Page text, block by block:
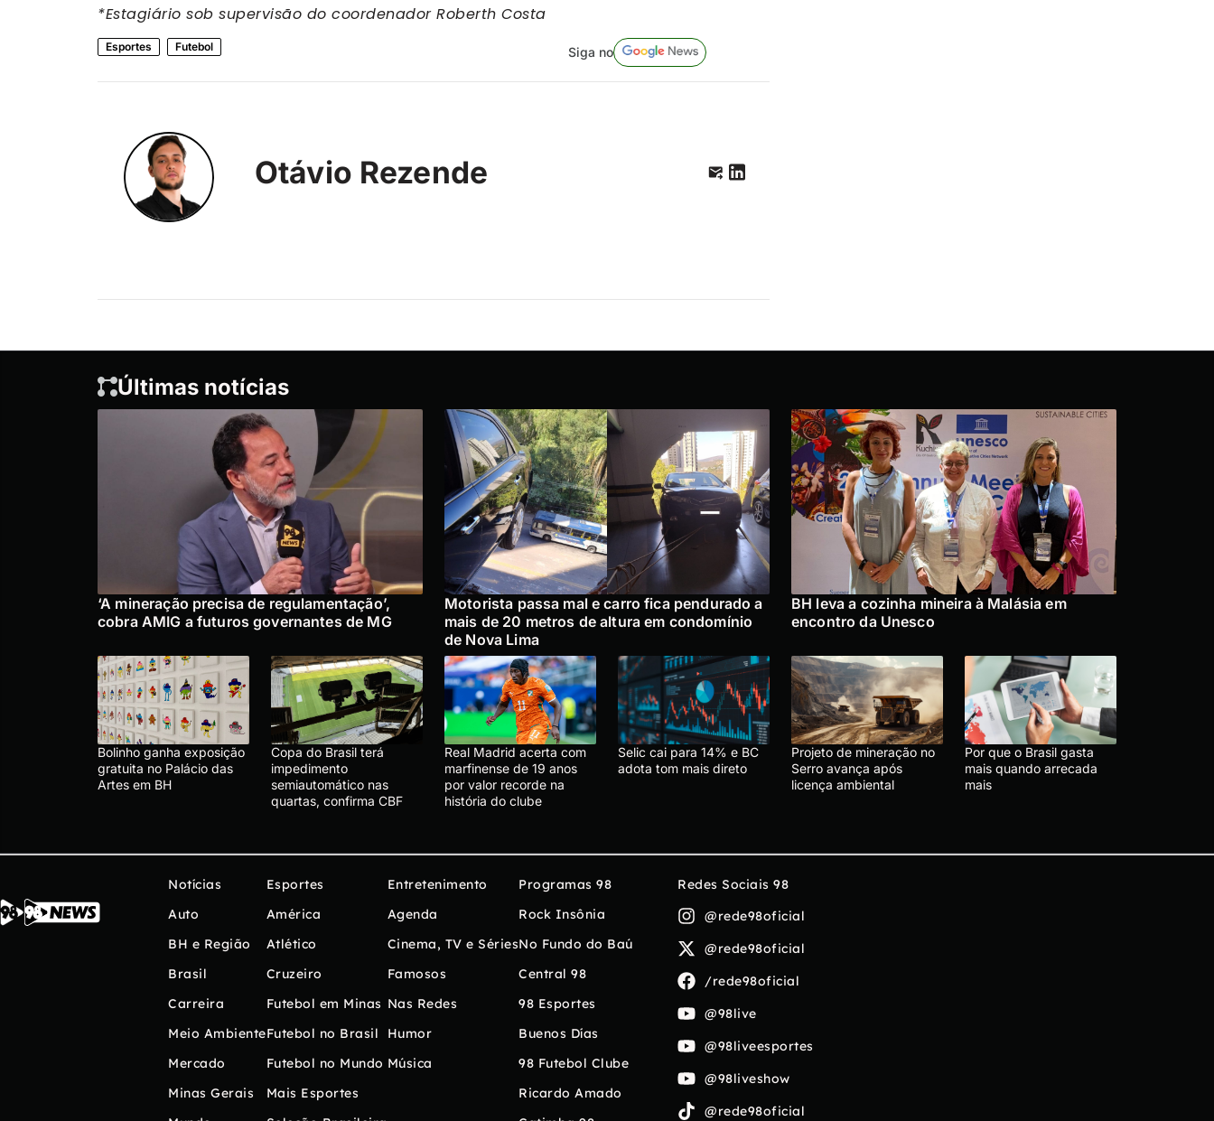
*Estagiário sob supervisão do coordenador Roberth Costa
Esportes Futebol Siga no
Otávio Rezende
Últimas notícias
‘A mineração precisa de regulamentação’,
cobra AMIG a futuros governantes de MG
Motorista passa mal e carro fica pendurado a
mais de 20 metros de altura em condomínio
de Nova Lima
BH leva a cozinha mineira à Malásia em
encontro da Unesco
Bolinho ganha exposição
gratuita no Palácio das
Artes em BH
Copa do Brasil terá
impedimento
semiautomático nas
quartas, confirma CBF
Real Madrid acerta com
marfinense de 19 anos
por valor recorde na
história do clube
Selic cai para 14% e BC
adota tom mais direto
Projeto de mineração no
Serro avança após
licença ambiental
Por que o Brasil gasta
mais quando arrecada
mais
Notícias
Auto
BH e Região
Brasil
Carreira
Meio Ambiente
Mercado
Minas Gerais
Esportes
América
Atlético
Cruzeiro
Futebol em Minas
Futebol no Brasil
Futebol no Mundo
Mais Esportes
Entretenimento
Agenda
Cinema, TV e Séries
Famosos
Nas Redes
Humor
Música
Programas 98
Rock Insônia
No Fundo do Baú
Central 98
98 Esportes
Buenos Días
98 Futebol Clube
Ricardo Amado
Redes Sociais 98
@rede98oficial
@rede98oficial
/rede98oficial
@98live
@98liveesportes
@98liveshow
@rede98oficial